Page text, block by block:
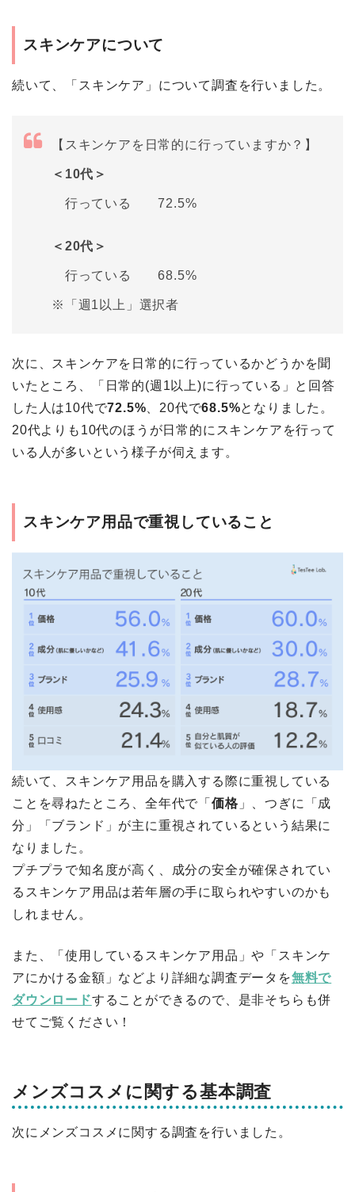
スキンケアについて
続いて、「スキンケア」について調査を行いました。
【スキンケアを日常的に行っていますか？】
＜10代＞
行っている 72.5%
＜20代＞
行っている 68.5%
※「週1以上」選択者
次に、スキンケアを日常的に行っているかどうかを聞
いたところ、「日常的(週1以上)に行っている」と回答
した人は10代で72.5%、20代で68.5%となりました。
20代よりも10代のほうが日常的にスキンケアを行って
いる人が多いという様子が伺えます。
スキンケア用品で重視していること
続いて、スキンケア用品を購入する際に重視している
ことを尋ねたところ、全年代で「 価格 」、つぎに「成
分」「ブランド」が主に重視されているという結果に
なりました。
プチプラで知名度が高く、成分の安全が確保されてい
るスキンケア用品は若年層の手に取られやすいのかも
しれません。
また、「使用しているスキンケア用品」や「スキンケ
アにかける金額」などより詳細な調査データを無料で
ダウンロードすることができるので、是非そちらも併
せてご覧ください！
メンズコスメに関する基本調査
次にメンズコスメに関する調査を行いました。